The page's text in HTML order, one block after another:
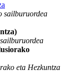
sailburuordea
eta Hezkuntza